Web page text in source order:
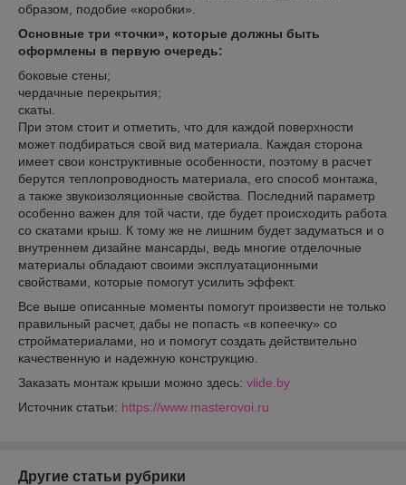
образом, подобие «коробки».
Основные три «точки», которые должны быть
оформлены в первую очередь:
боковые стены;
чердачные перекрытия;
скаты.
При этом стоит и отметить, что для каждой поверхности
может подбираться свой вид материала. Каждая сторона
имеет свои конструктивные особенности, поэтому в расчет
берутся теплопроводность материала, его способ монтажа,
а также звукоизоляционные свойства. Последний параметр
особенно важен для той части, где будет происходить работа
со скатами крыш. К тому же не лишним будет задуматься и о
внутреннем дизайне мансарды, ведь многие отделочные
материалы обладают своими эксплуатационными
свойствами, которые помогут усилить эффект.
Все выше описанные моменты помогут произвести не только
правильный расчет, дабы не попасть «в копеечку» со
стройматериалами, но и помогут создать действительно
качественную и надежную конструкцию.
Заказать монтаж крыши можно здесь: vlide.by
Источник статьи: https://www.masterovoi.ru
Другие статьи рубрики